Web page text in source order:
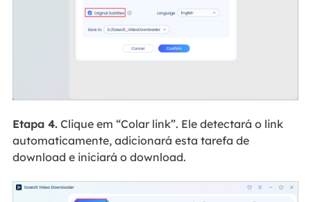
Etapa 4.Clique em “Colar link”. Ele detectará o link
automaticamente, adicionará esta tarefa de
download e iniciará o download.